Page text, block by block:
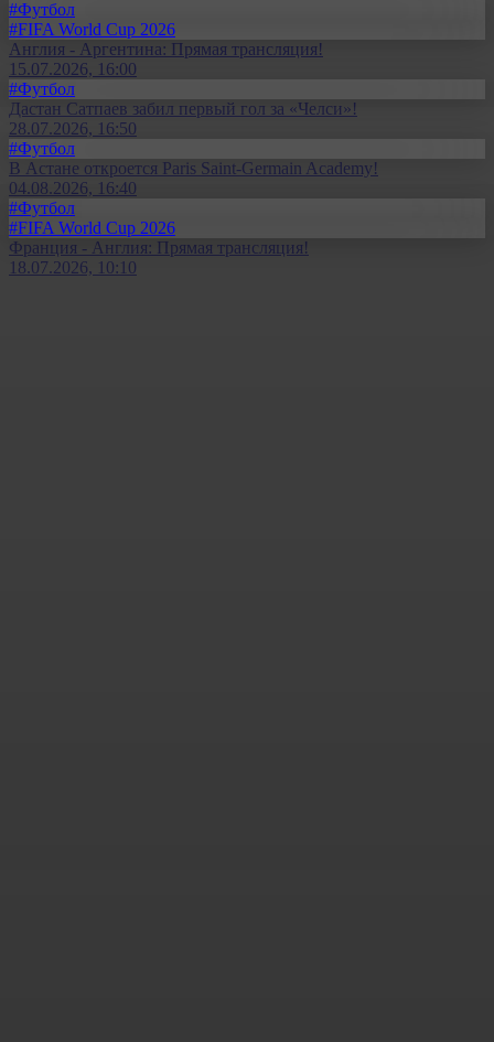
#Футбол
#FIFA World Cup 2026
Англия - Аргентина: Прямая трансляция!
15.07.2026, 16:00
#Футбол
Дастан Сатпаев забил первый гол за «Челси»!
28.07.2026, 16:50
#Футбол
В Астане откроется Paris Saint-Germain Academy!
04.08.2026, 16:40
#Футбол
#FIFA World Cup 2026
Франция - Англия: Прямая трансляция!
18.07.2026, 10:10